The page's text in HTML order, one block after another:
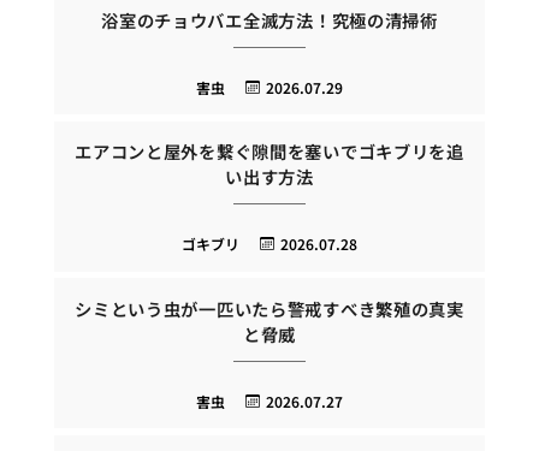
浴室のチョウバエ全滅方法！究極の清掃術
2026.07.29
害虫
エアコンと屋外を繋ぐ隙間を塞いでゴキブリを追
い出す方法
2026.07.28
ゴキブリ
シミという虫が一匹いたら警戒すべき繁殖の真実
と脅威
2026.07.27
害虫